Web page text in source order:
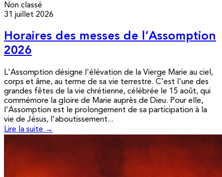
Non classé
31 juillet 2026
Horaires des messes de l’Assomption
2026
L'Assomption désigne l'élévation de la Vierge Marie au ciel,
corps et âme, au terme de sa vie terrestre. C'est l'une des
grandes fêtes de la vie chrétienne, célébrée le 15 août, qui
commémore la gloire de Marie auprès de Dieu. Pour elle,
l'Assomption est le prolongement de sa participation à la
vie de Jésus, l'aboutissement...
Lire la suite →